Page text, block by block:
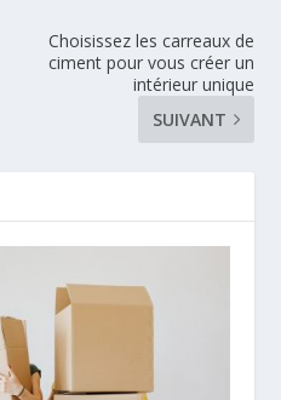
Choisissez les carreaux de
ciment pour vous créer un
intérieur unique
SUIVANT